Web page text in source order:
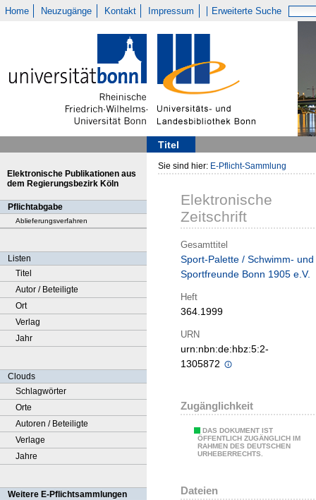
Home Neuzugänge Kontakt Impressum Erweiterte Suche
Titel
Elektronische Publikationen aus
dem Regierungsbezirk Köln
Pflichtabgabe
Ablieferungsverfahren
Listen
Titel
Autor / Beteiligte
Ort
Verlag
Jahr
Clouds
Schlagwörter
Orte
Autoren / Beteiligte
Verlage
Jahre
Weitere E-Pflichtsammlungen
Sie sind hier: E-Pflicht-Sammlung
Elektronische
Zeitschrift
Gesamttitel
Sport-Palette / Schwimm- und
Sportfreunde Bonn 1905 e.V.
Heft
364.1999
URN
urn:nbn:de:hbz:5:2-
1305872
Zugänglichkeit
DAS DOKUMENT IST
ÖFFENTLICH ZUGÄNGLICH IM
RAHMEN DES DEUTSCHEN
URHEBERRECHTS.
Dateien